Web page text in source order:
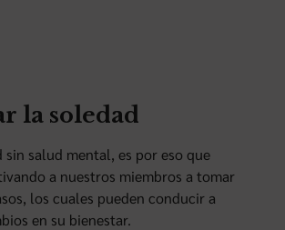
la soledad
sin salud mental, es por eso que
a nuestros miembros a tomar
los cuales pueden conducir a
en su bienestar.